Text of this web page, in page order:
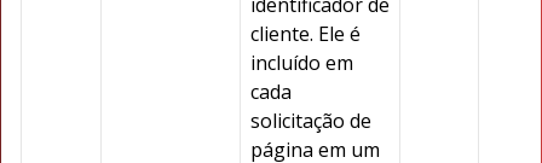
cliente. Ele é
incluído em
cada
solicitação de
página em um